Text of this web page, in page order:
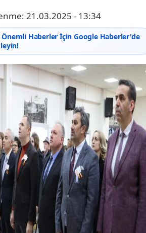
21.03.2025 - 13:34
Haberler İçin Google Haberler'de